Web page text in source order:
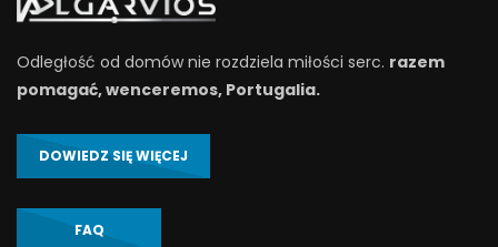
Odległość od domów nie rozdziela miłości serc. razem
pomagać, wenceremos, Portugalia.
DOWIEDZ SIĘ WIĘCEJ
FAQ